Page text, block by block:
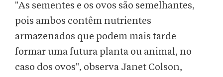
"As sementes e os ovos são semelhantes,
pois ambos contêm nutrientes
armazenados que podem mais tarde
formar uma futura planta ou animal, no
caso dos ovos", observa Janet Colson,